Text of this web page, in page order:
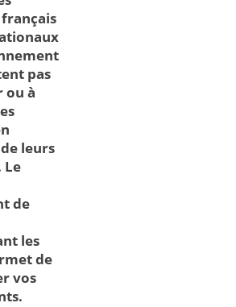
pas
ou à
leurs
Le
de
les
de
vos